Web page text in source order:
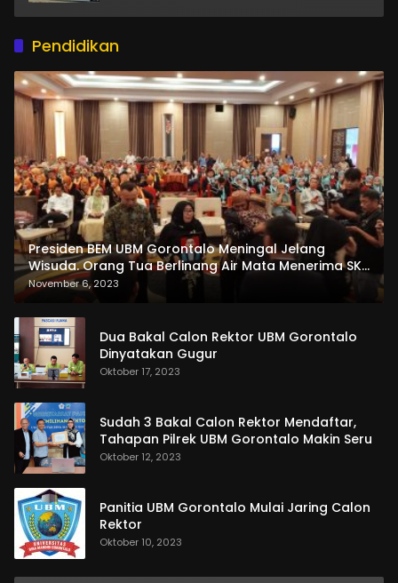
Pendidikan
Presiden BEM UBM Gorontalo Meningal Jelang
Wisuda. Orang Tua Berlinang Air Mata Menerima SKL
dan Pemasangan Salempang
November 6, 2023
Dua Bakal Calon Rektor UBM Gorontalo
Dinyatakan Gugur
Oktober 17, 2023
Sudah 3 Bakal Calon Rektor Mendaftar,
Tahapan Pilrek UBM Gorontalo Makin Seru
Oktober 12, 2023
Panitia UBM Gorontalo Mulai Jaring Calon
Rektor
Oktober 10, 2023